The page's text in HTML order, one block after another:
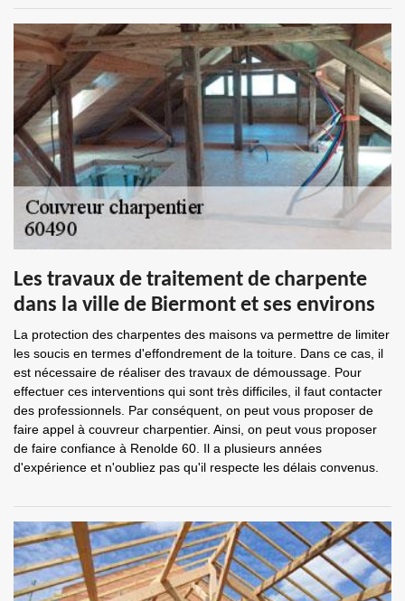
Les travaux de traitement de charpente
dans la ville de Biermont et ses environs
La protection des charpentes des maisons va permettre de limiter
les soucis en termes d'effondrement de la toiture. Dans ce cas, il
est nécessaire de réaliser des travaux de démoussage. Pour
effectuer ces interventions qui sont très difficiles, il faut contacter
des professionnels. Par conséquent, on peut vous proposer de
faire appel à couvreur charpentier. Ainsi, on peut vous proposer
de faire confiance à Renolde 60. Il a plusieurs années
d'expérience et n'oubliez pas qu'il respecte les délais convenus.